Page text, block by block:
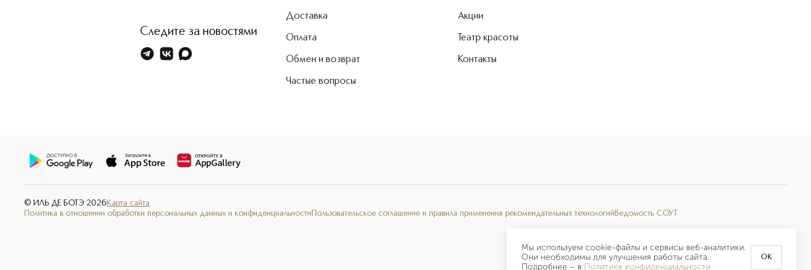
Мы используем cookie-файлы и сервисы веб-аналитики.
Они необходимы для улучшения работы сайта.
Подробнее – в Политике конфиденциальности
OK
Следите за новостями
Доставка
Оплата
Обмен и возврат
Частые вопросы
Акции
Театр красоты
Контакты
© ИЛЬ ДЕ БОТЭ 2026 Карта сайта
Политика в отношении обработки персональных данных и конфиденциальности Пользовательское соглашение и правила применения рекомендательных технологий Ведомость СОУТ